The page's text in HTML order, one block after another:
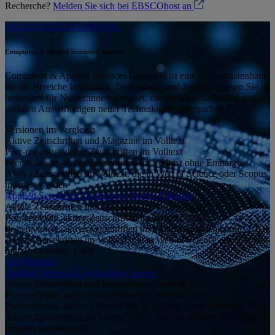
Recherche? Melden Sie sich bei EBSCOhost an
VOLLTEXTDATENBANK
Computers & Applied Sciences Complete
Computers & Applied Sciences Complete ist eine Volltextdatenbank
für die Bereiche Informatik, Technologie und Ingenieurwesen.Sie ist
besonders für Nutzer:innen geeignet, die die wirtschaftlichen und
sozialen Auswirkungen neuer Technologien untersuchen.
Versionen im Vergleich
Aktive Zeitschriften und Magazine im Volltext
Peer-reviewte, aktive Zeitschriften im Volltext
Peer-reviewte, aktive Zeitschriften im Volltext ohne Embargo
Aktive Zeitschriften im Volltext, die in Web of Science oder Scopus
indiziert werden
Applied Science & Technology Source Ultimate
Aktive Zeitschriften und Magazine im Volltext: 2.617
Peer-reviewte, aktive Zeitschriften im Volltext:2.485
Peer-reviewte, aktive Zeitschriften im Volltext ohne Embargo:2.101
Aktive Zeitschriften im Volltext, die in Web of Science oder Scopus
indiziert werden: 1.408
Zur Webseite
Applied Science & Technology Source
Aktive Zeitschriften und Magazine im Volltext:
Peer-reviewte, aktive Zeitschriften im Volltext:
Peer-reviewte, aktive Zeitschriften im Volltext ohne Embargo:
Aktive Zeitschriften im Volltext, die in Web of Science oder Scopus
indiziert werden: 454